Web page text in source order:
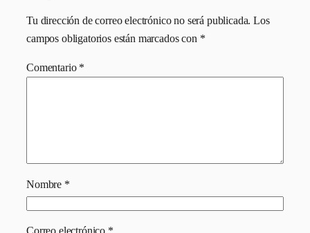
Tu dirección de correo electrónico no será publicada. Los
campos obligatorios están marcados con *
Comentario *
Nombre *